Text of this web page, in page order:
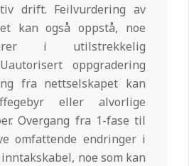
drift. Feilvurdering av
kan også oppstå, noe
i utilstrekkelig
oppgradering
fra nettselskapet kan
eller alvorlige
Overgang fra 1-fase til
omfattende endringer i
noe som kan